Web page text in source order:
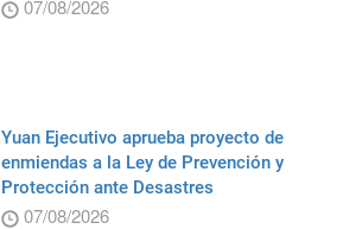
07/08/2026
Yuan Ejecutivo aprueba proyecto de
enmiendas a la Ley de Prevención y
Protección ante Desastres
07/08/2026